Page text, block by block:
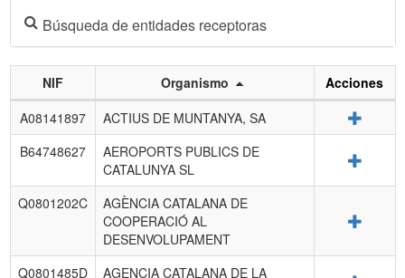
Búsqueda de entidades receptoras
Listado
de
entidades
NIF Organismo
Acciones
A08141897
ACTIUS DE MUNTANYA, SA
B64748627
AEROPORTS PUBLICS DE
CATALUNYA SL
Q0801202C
AGÈNCIA CATALANA DE
COOPERACIÓ AL
DESENVOLUPAMENT
Q0801485D
AGENCIA CATALANA DE LA